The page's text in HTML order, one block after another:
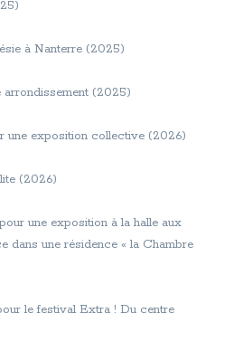
à Nanterre (2025)
arrondissement (2025)
une exposition collective (2026)
(2026)
une exposition à la halle aux
dans une résidence « la Chambre
le festival Extra ! Du centre